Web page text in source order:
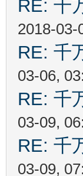
RE: 千
2018-03-
RE: 千
03-06,
RE: 千
03-09,
RE: 千
03-09,